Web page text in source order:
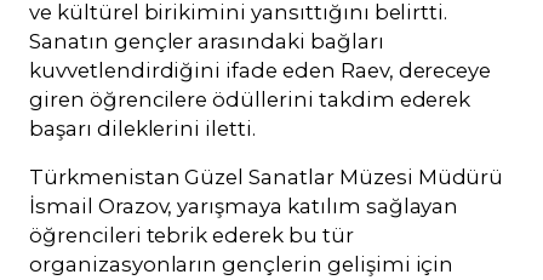
ve kültürel birikimini yansıttığını belirtti.
Sanatın gençler arasındaki bağları
kuvvetlendirdiğini ifade eden Raev, dereceye
giren öğrencilere ödüllerini takdim ederek
başarı dileklerini iletti.
Türkmenistan Güzel Sanatlar Müzesi Müdürü
İsmail Orazov, yarışmaya katılım sağlayan
öğrencileri tebrik ederek bu tür
organizasyonların gençlerin gelişimi için